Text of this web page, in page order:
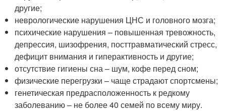
другие;
неврологические нарушения ЦНС и головного мозга;
психические нарушения – повышенная тревожность,
депрессия, шизофрения, посттравматический стресс,
дефицит внимания и гиперактивность и другие;
отсутствие гигиены сна – шум, кофе перед сном;
физические перегрузки – чаще страдают спортсмены;
генетическая предрасположенность к редкому
заболеванию – не более 40 семей по всему миру.